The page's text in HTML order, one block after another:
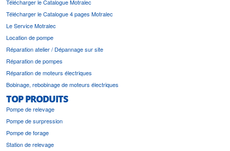
Télécharger le Catalogue Motralec
Télécharger le Catalogue 4 pages Motralec
Le Service Motralec
Location de pompe
Réparation atelier / Dépannage sur site
Réparation de pompes
Réparation de moteurs électriques
Bobinage, rebobinage de moteurs électriques
TOP PRODUITS
Pompe de relevage
Pompe de surpression
Pompe de forage
Station de relevage